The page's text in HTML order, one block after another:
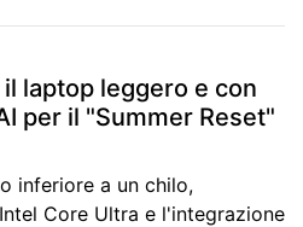
il laptop leggero e con
per il "Summer Reset"
inferiore a un chilo,
Core Ultra e l'integrazione